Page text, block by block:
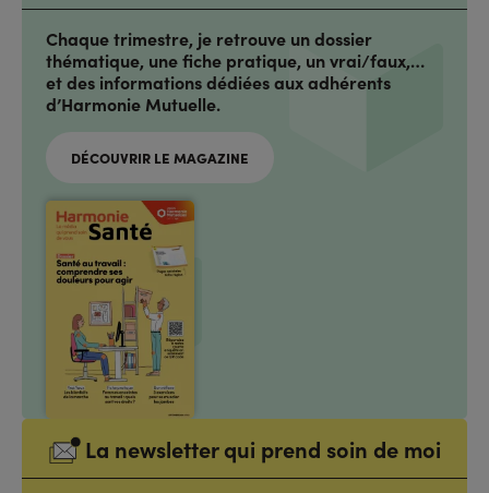
Chaque trimestre, je retrouve un dossier
thématique, une fiche pratique, un vrai/faux,…
et des informations dédiées aux adhérents
d’Harmonie Mutuelle.
DÉCOUVRIR LE MAGAZINE
La newsletter qui prend soin de moi